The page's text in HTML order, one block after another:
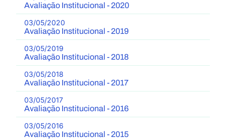
Avaliação Institucional - 2020
03/05/2020
Avaliação Institucional - 2019
03/05/2019
Avaliação Institucional - 2018
03/05/2018
Avaliação Institucional - 2017
03/05/2017
Avaliação Institucional - 2016
03/05/2016
Avaliação Institucional - 2015